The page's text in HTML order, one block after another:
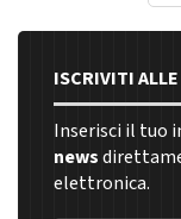
ISCRIVITI
Inserisci il tuo
news
elettronica.